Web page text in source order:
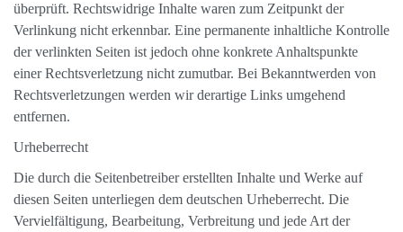
überprüft. Rechtswidrige Inhalte waren zum Zeitpunkt der
Verlinkung nicht erkennbar. Eine permanente inhaltliche Kontrolle
der verlinkten Seiten ist jedoch ohne konkrete Anhaltspunkte
einer Rechtsverletzung nicht zumutbar. Bei Bekanntwerden von
Rechtsverletzungen werden wir derartige Links umgehend
entfernen.
Urheberrecht
Die durch die Seitenbetreiber erstellten Inhalte und Werke auf
diesen Seiten unterliegen dem deutschen Urheberrecht. Die
Vervielfältigung, Bearbeitung, Verbreitung und jede Art der